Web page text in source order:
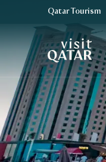
VisitQatar
Qatar Tourism